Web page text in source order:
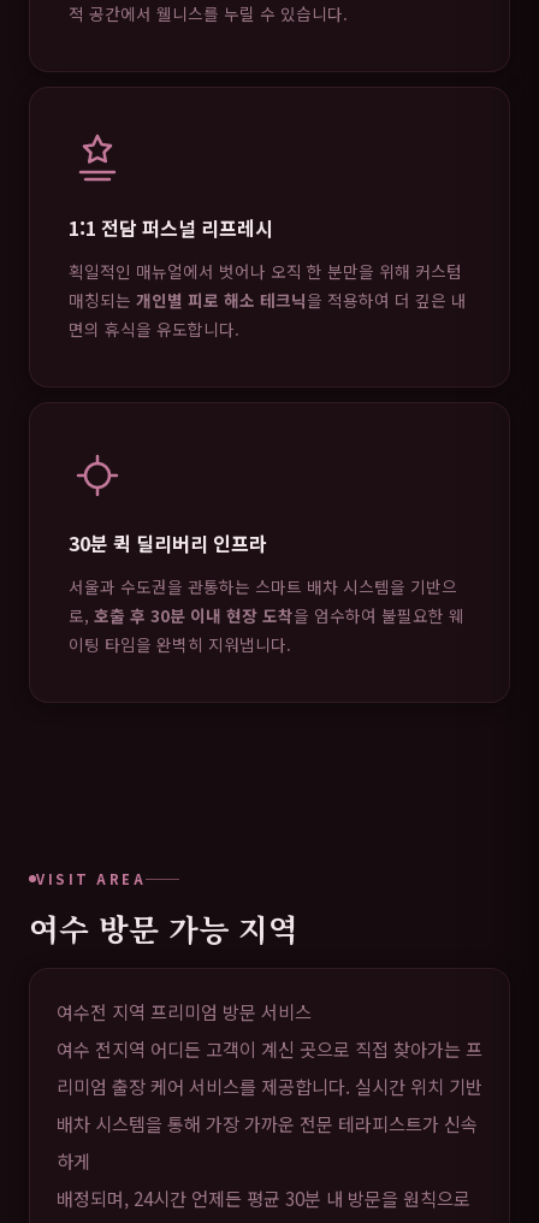
적 공간에서 웰니스를 누릴 수 있습니다.
1:1 전담 퍼스널 리프레시
획일적인 매뉴얼에서 벗어나 오직 한 분만을 위해 커스텀
매칭되는 개인별 피로 해소 테크닉을 적용하여 더 깊은 내
면의 휴식을 유도합니다.
30분 퀵 딜리버리 인프라
서울과 수도권을 관통하는 스마트 배차 시스템을 기반으
로, 호출 후 30분 이내 현장 도착을 엄수하여 불필요한 웨
이팅 타임을 완벽히 지워냅니다.
VISIT AREA
여수 방문 가능 지역
여수전 지역 프리미엄 방문 서비스
여수 전지역 어디든 고객이 계신 곳으로 직접 찾아가는 프
리미엄 출장 케어 서비스를 제공합니다. 실시간 위치 기반
배차 시스템을 통해 가장 가까운 전문 테라피스트가 신속
하게
배정되며, 24시간 언제든 평균 30분 내 방문을 원칙으로